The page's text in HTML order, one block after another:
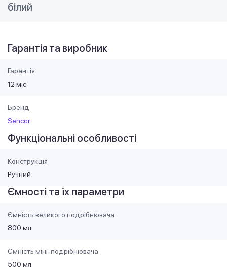
білий
Гарантія та виробник
Гарантія
12 міс
Бренд
Sencor
Функціональні особливості
Конструкція
Ручний
Ємності та їх параметри
Ємність великого подрібнювача
800 мл
Ємність міні-подрібнювача
500 мл